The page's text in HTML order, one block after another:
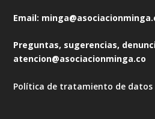
Email:
Preguntas, sugerencias,
atencion@asociacionminga.co
Política de tratamiento de datos